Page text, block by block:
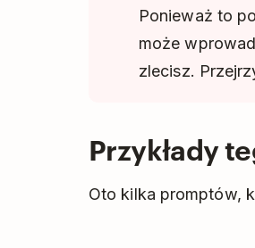
Ponieważ to
może
zlecisz.
Przykłady
Oto kilka promptów,